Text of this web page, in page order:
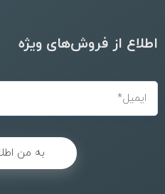
اطلاع از فروش‌های ویژه
به من